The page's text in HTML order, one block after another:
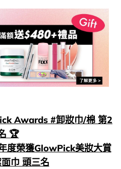
Awards #卸妝巾/棉 第2
🏆
度榮獲GlowPick美妝大賞
巾 頭三名